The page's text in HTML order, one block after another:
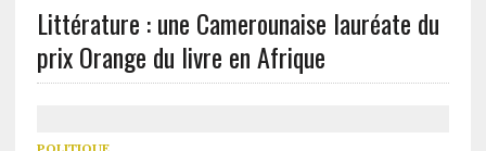
Littérature : une Camerounaise lauréate du
prix Orange du livre en Afrique